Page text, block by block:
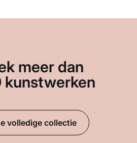
meer dan
kunstwerken
volledige collectie